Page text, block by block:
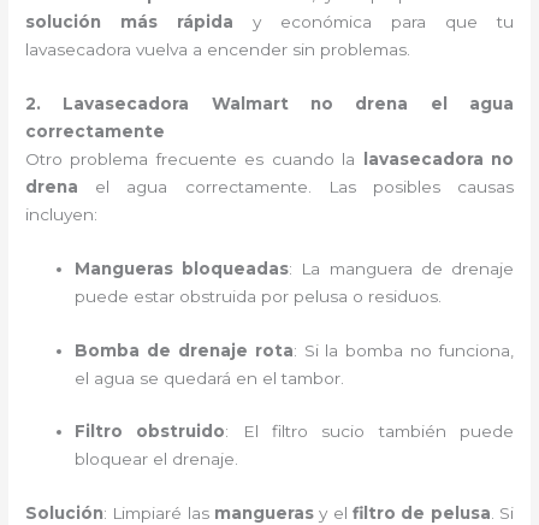
solución más rápida y económica para que tu
lavasecadora vuelva a encender sin problemas.
2. Lavasecadora Walmart no drena el agua
correctamente
Otro problema frecuente es cuando la
lavasecadora no
drena el agua correctamente. Las posibles causas
incluyen:
Mangueras bloqueadas: La manguera de drenaje
puede estar obstruida por pelusa o residuos.
Bomba de drenaje rota: Si la bomba no funciona,
el agua se quedará en el tambor.
Filtro obstruido: El filtro sucio también puede
bloquear el drenaje.
Solución: Limpiaré las mangueras y el filtro de pelusa. Si